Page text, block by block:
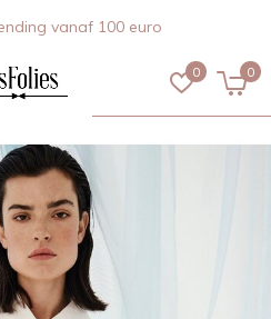
0 0
vanaf 100 euro